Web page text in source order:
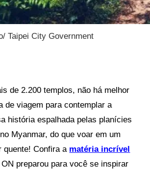
Taipei City Government
de 2.200 templos, não há melhor
de viagem para contemplar a
história espalhada pelas planícies
Myanmar, do que voar em um
quente! Confira a matéria incrível
preparou para você se inspirar